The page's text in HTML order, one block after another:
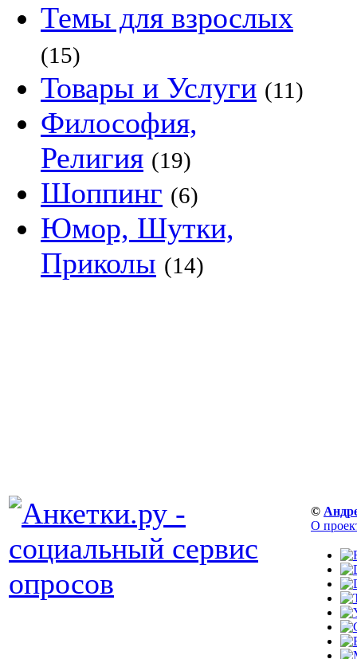
Темы для взрослых
(15)
Товары и Услуги (11)
Философия,
Религия (19)
Шоппинг (6)
Юмор, Шутки,
Приколы (14)
©
О